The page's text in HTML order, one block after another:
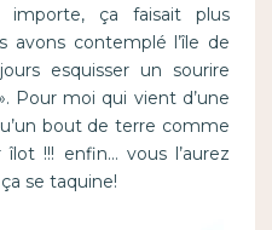
ça faisait plus
avons contemplé l’île de
esquisser un sourire
Pour moi qui vient d’une
bout de terre comme
!!! enfin… vous l’aurez
se taquine!